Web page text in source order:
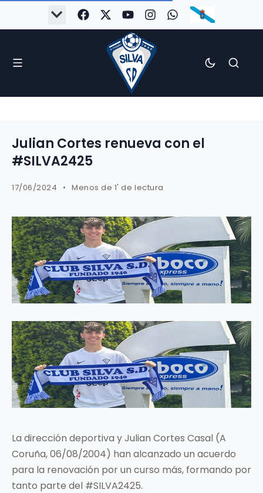
Julian Cortes renueva con el
#SILVA2425
17/06/2024 Menos de 1' de lectura
La dirección deportiva y Julian Cortes Casal (A
Coruña, 06/08/2004) han alcanzado un acuerdo
para la renovación por un curso más, formando por
tanto parte del #SILVA2425.